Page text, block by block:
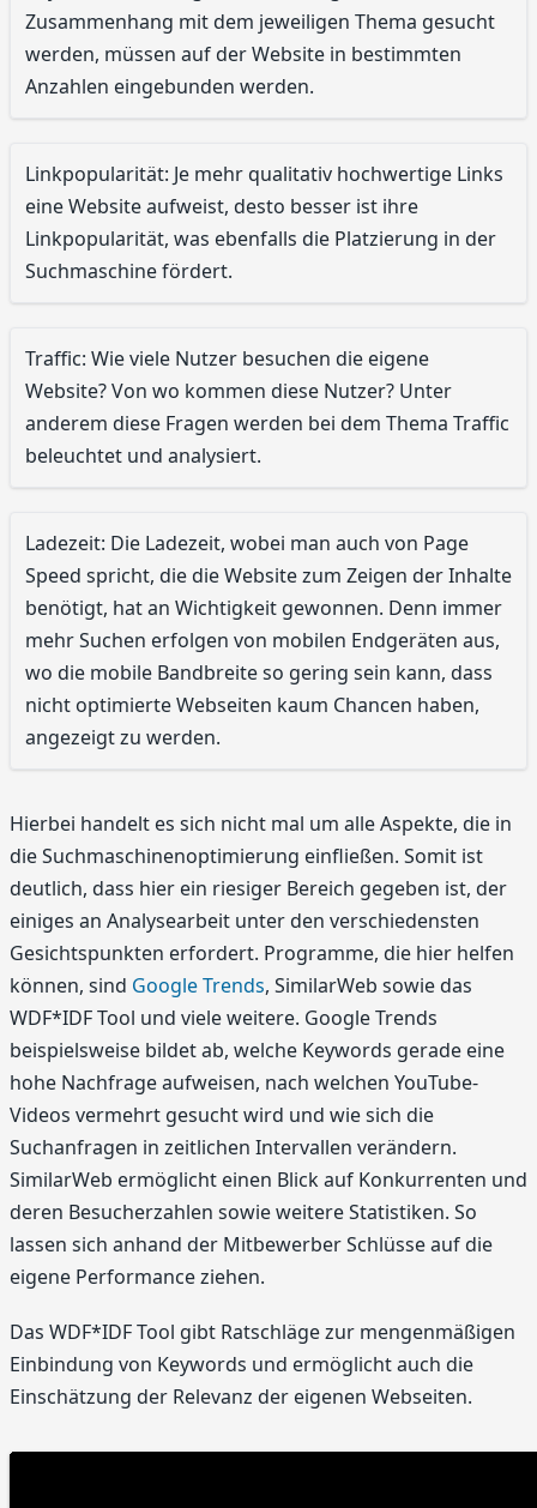
Zusammenhang mit dem jeweiligen Thema gesucht
werden, müssen auf der Website in bestimmten
Anzahlen eingebunden werden.
Linkpopularität: Je mehr qualitativ hochwertige Links
eine Website aufweist, desto besser ist ihre
Linkpopularität, was ebenfalls die Platzierung in der
Suchmaschine fördert.
Traffic: Wie viele Nutzer besuchen die eigene
Website? Von wo kommen diese Nutzer? Unter
anderem diese Fragen werden bei dem Thema Traffic
beleuchtet und analysiert.
Ladezeit: Die Ladezeit, wobei man auch von Page
Speed spricht, die die Website zum Zeigen der Inhalte
benötigt, hat an Wichtigkeit gewonnen. Denn immer
mehr Suchen erfolgen von mobilen Endgeräten aus,
wo die mobile Bandbreite so gering sein kann, dass
nicht optimierte Webseiten kaum Chancen haben,
angezeigt zu werden.
Hierbei handelt es sich nicht mal um alle Aspekte, die in
die Suchmaschinenoptimierung einfließen. Somit ist
deutlich, dass hier ein riesiger Bereich gegeben ist, der
einiges an Analysearbeit unter den verschiedensten
Gesichtspunkten erfordert. Programme, die hier helfen
können, sind Google Trends, SimilarWeb sowie das
WDF*IDF Tool und viele weitere. Google Trends
beispielsweise bildet ab, welche Keywords gerade eine
hohe Nachfrage aufweisen, nach welchen YouTube-
Videos vermehrt gesucht wird und wie sich die
Suchanfragen in zeitlichen Intervallen verändern.
SimilarWeb ermöglicht einen Blick auf Konkurrenten und
deren Besucherzahlen sowie weitere Statistiken. So
lassen sich anhand der Mitbewerber Schlüsse auf die
eigene Performance ziehen.
Das WDF*IDF Tool gibt Ratschläge zur mengenmäßigen
Einbindung von Keywords und ermöglicht auch die
Einschätzung der Relevanz der eigenen Webseiten.